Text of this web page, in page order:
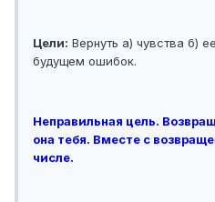
Цели: Вернуть а) чувства б)
будущем ошибок.
Неправильная цель.
она тебя. Вместе с
числе.